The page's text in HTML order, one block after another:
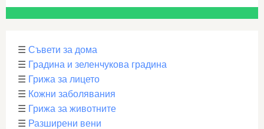
☰ Съвети за дома
☰ Градина и зеленчукова градина
☰ Грижа за лицето
☰ Кожни заболявания
☰ Грижа за животните
☰ Разширени вени